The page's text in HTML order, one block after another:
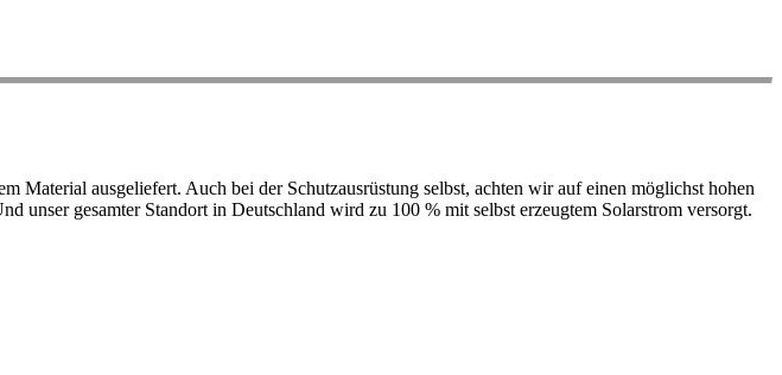
ausgeliefert. Auch bei der Schutzausrüstung selbst, achten wir auf einen möglichst hohen
unser gesamter Standort in Deutschland wird zu 100 % mit selbst erzeugtem Solarstrom versorgt.